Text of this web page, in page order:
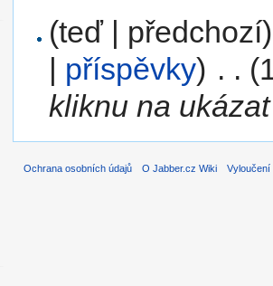
(teď | předchozí)
| příspěvky) . .
kliknu na
Ochrana osobních údajů O Jabber.cz Wiki Vyloučení